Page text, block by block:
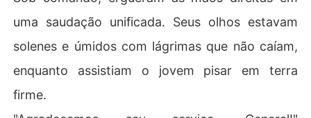
Eu, Noah Reed, vou recuperar tudo o que perdi. Todos a
queles que me ridicularizaram e me descartaram vão se
arrepender amargamente quando minha verdadeira ide
ntidade for revelada!"
E assim, Noah embarcou em outra jornada - uma de vin
gança e luta por amor.
uma saudação unificada. Seus olhos estavam
solenes e úmidos com lágrimas que não caíam,
enquanto assistiam o jovem pisar em terra
firme.